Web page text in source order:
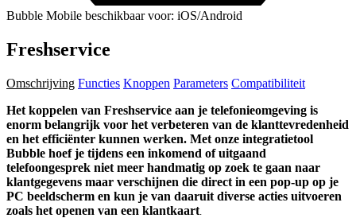
Bubble Mobile beschikbaar voor: iOS/Android
Freshservice
Omschrijving Functies Knoppen Parameters Compatibiliteit
Het koppelen van Freshservice aan je telefonieomgeving is
enorm belangrijk voor het verbeteren van de klanttevredenheid
en het efficiënter kunnen werken. Met onze integratietool
Bubble hoef je tijdens een inkomend of uitgaand
telefoongesprek niet meer handmatig op zoek te gaan naar
klantgegevens maar verschijnen die direct in een pop-up op je
PC beeldscherm en kun je van daaruit diverse acties uitvoeren
zoals het openen van een klantkaart